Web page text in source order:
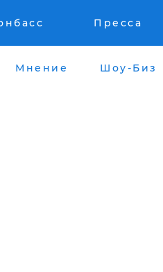
Пресса
Мнение Шоу-Биз